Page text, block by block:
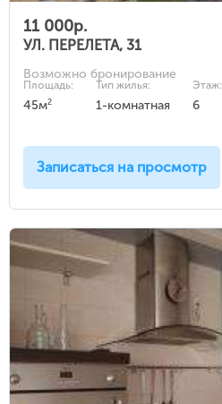
11 000р.
УЛ. ПЕРЕЛЕТА, 31
Возможно бронирование
Площадь:
45м2
Тип жилья:
1-комнатная
Этаж:
6
Записаться на просмотр